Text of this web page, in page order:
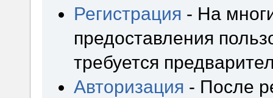
Регистрация - На
предоставления
требуется
Авторизация - После